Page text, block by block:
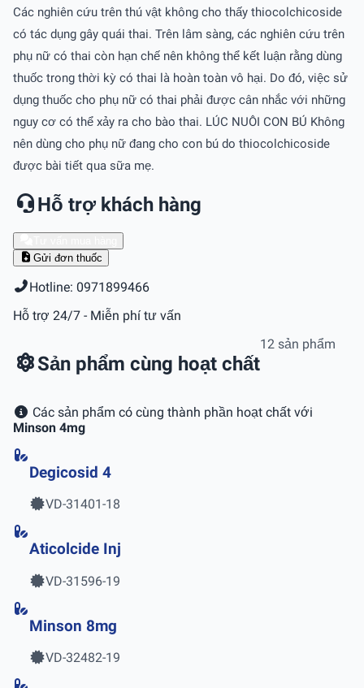
Các nghiên cứu trên thú vật không cho thấy thiocolchicoside
có tác dụng gây quái thai. Trên lâm sàng, các nghiên cứu trên
phụ nữ có thai còn hạn chế nên không thể kết luận rằng dùng
thuốc trong thời kỳ có thai là hoàn toàn vô hại. Do đó, việc sử
dụng thuốc cho phụ nữ có thai phải được cân nhắc với những
nguy cơ có thể xảy ra cho bào thai. LÚC NUÔI CON BÚ Không
nên dùng cho phụ nữ đang cho con bú do thiocolchicoside
được bài tiết qua sữa mẹ.
Hỗ trợ khách hàng
Gửi đơn thuốc
Hotline: 0971899466
Hỗ trợ 24/7 - Miễn phí tư vấn
Sản phẩm cùng hoạt chất
12 sản phẩm
Các sản phẩm có cùng thành phần hoạt chất với
Minson 4mg
Degicosid 4
VD-31401-18
Aticolcide Inj
VD-31596-19
Minson 8mg
VD-32482-19